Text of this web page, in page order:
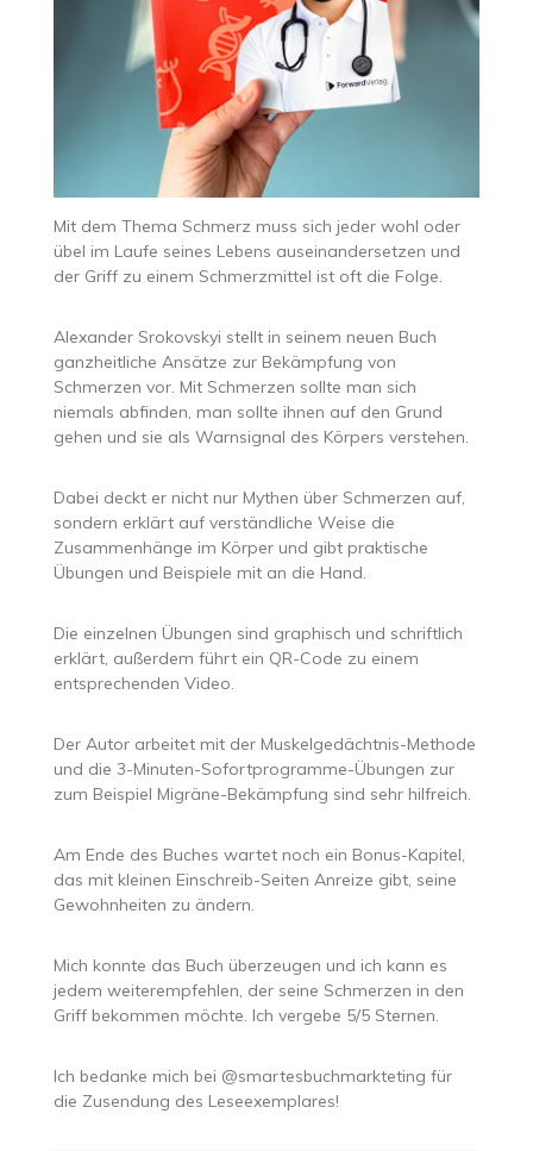
Mit dem Thema Schmerz muss sich jeder wohl oder
übel im Laufe seines Lebens auseinandersetzen und
der Griff zu einem Schmerzmittel ist oft die Folge.
Alexander Srokovskyi stellt in seinem neuen Buch
ganzheitliche Ansätze zur Bekämpfung von
Schmerzen vor. Mit Schmerzen sollte man sich
niemals abfinden, man sollte ihnen auf den Grund
gehen und sie als Warnsignal des Körpers verstehen.
Dabei deckt er nicht nur Mythen über Schmerzen auf,
sondern erklärt auf verständliche Weise die
Zusammenhänge im Körper und gibt praktische
Übungen und Beispiele mit an die Hand.
Die einzelnen Übungen sind graphisch und schriftlich
erklärt, außerdem führt ein QR-Code zu einem
entsprechenden Video.
Der Autor arbeitet mit der Muskelgedächtnis-Methode
und die 3-Minuten-Sofortprogramme-Übungen zur
zum Beispiel Migräne-Bekämpfung sind sehr hilfreich.
Am Ende des Buches wartet noch ein Bonus-Kapitel,
das mit kleinen Einschreib-Seiten Anreize gibt, seine
Gewohnheiten zu ändern.
Mich konnte das Buch überzeugen und ich kann es
jedem weiterempfehlen, der seine Schmerzen in den
Griff bekommen möchte. Ich vergebe 5/5 Sternen.
Ich bedanke mich bei @smartesbuchmarkteting für
die Zusendung des Leseexemplares!